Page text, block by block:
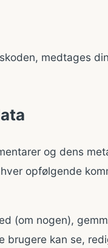
medtages
og dens
opfølgende
(om nogen),
kan se,